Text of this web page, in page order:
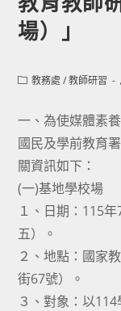
場）」
Post教務處 / 教師研習
一、為使媒體素
國民及學前教育
關資訊如下：
(一)基地學校場
１、日期：115
五）。
２、地點：國家
街67號）。
３、對象：以